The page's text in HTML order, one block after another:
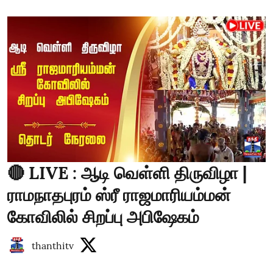
🔴 LIVE : ஆடி வெள்ளி திருவிழா |
ராமநாதபுரம் ஸ்ரீ ராஜமாரியம்மன்
கோவிலில் சிறப்பு அபிஷேகம்
thanthitv